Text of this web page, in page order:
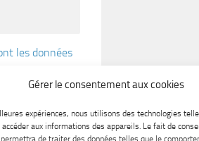
Gérer le consentement aux cookies
expériences, nous utilisons des technologies
aux informations des appareils. Le fait de
de traiter des données telles que le
les données